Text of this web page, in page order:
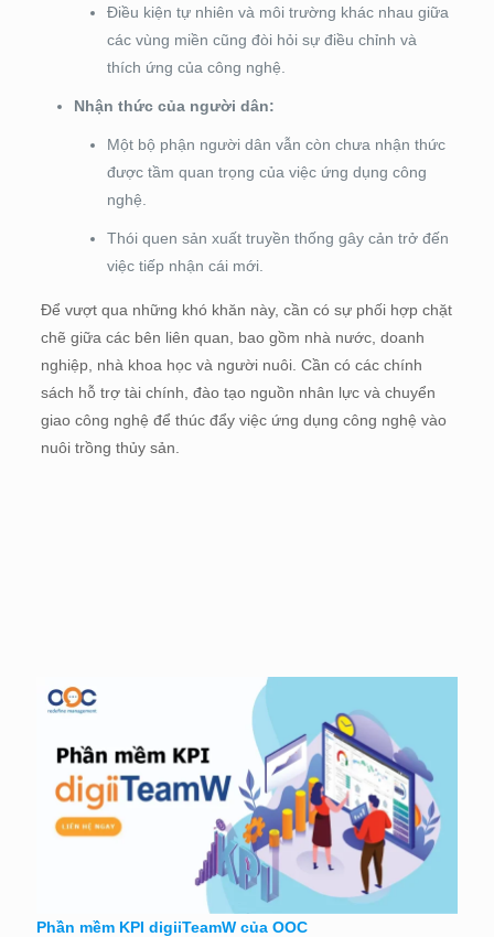
Điều kiện tự nhiên và môi trường khác nhau giữa
các vùng miền cũng đòi hỏi sự điều chỉnh và
thích ứng của công nghệ.
Nhận thức của người dân:
Một bộ phận người dân vẫn còn chưa nhận thức
được tầm quan trọng của việc ứng dụng công
nghệ.
Thói quen sản xuất truyền thống gây cản trở đến
việc tiếp nhận cái mới.
Để vượt qua những khó khăn này, cần có sự phối hợp chặt
chẽ giữa các bên liên quan, bao gồm nhà nước, doanh
nghiệp, nhà khoa học và người nuôi. Cần có các chính
sách hỗ trợ tài chính, đào tạo nguồn nhân lực và chuyển
giao công nghệ để thúc đẩy việc ứng dụng công nghệ vào
nuôi trồng thủy sản.
Phần mềm KPI digiiTeamW của OOC